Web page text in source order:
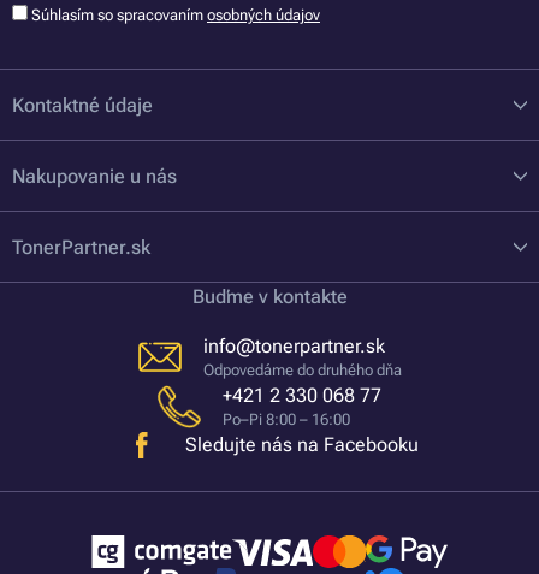
Súhlasím so spracovaním osobných údajov
Kontaktné údaje
Nakupovanie u nás
TonerPartner.sk
Buďme v kontakte
info@tonerpartner.sk
Odpovedáme do druhého dňa
+421 2 330 068 77
Po–Pi 8:00 – 16:00
Sledujte nás na Facebooku